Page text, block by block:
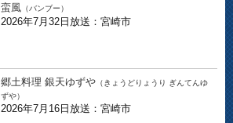
蛮風 （バンブー）
2026年7月32日放送：宮崎市
郷土料理 銀天ゆずや （きょうどりょうり ぎんてんゆ
ずや）
2026年7月16日放送：宮崎市